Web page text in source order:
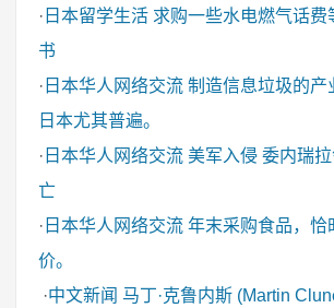
· 日本留学生活 求购一些水电燃气话费
书
· 日本华人网络交流 制造信息垃圾的产
日本尤其普遍。
· 日本华人网络交流 美军入侵 委内瑞
亡
· 日本华人网络交流 年末采购食品，恰
价。
·中文新闻 马丁·克鲁内斯 (Martin